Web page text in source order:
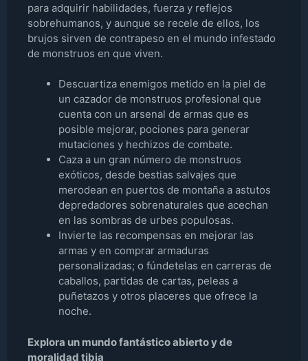
para adquirir habilidades, fuerza y reflejos
sobrehumanos, y aunque se recele de ellos, los
brujos sirven de contrapeso en el mundo infestado
de monstruos en que viven.
Descuartiza enemigos metido en la piel de
un cazador de monstruos profesional que
cuenta con un arsenal de armas que es
posible mejorar, pociones para generar
mutaciones y hechizos de combate.
Caza a un gran número de monstruos
exóticos, desde bestias salvajes que
merodean en puertos de montaña a astutos
depredadores sobrenaturales que acechan
en las sombras de urbes populosas.
Invierte las recompensas en mejorar las
armas y en comprar armaduras
personalizadas; o fúndetelas en carreras de
caballos, partidas de cartas, peleas a
puñetazos y otros placeres que ofrece la
noche.
Explora un mundo fantástico abierto y de
moralidad tibia